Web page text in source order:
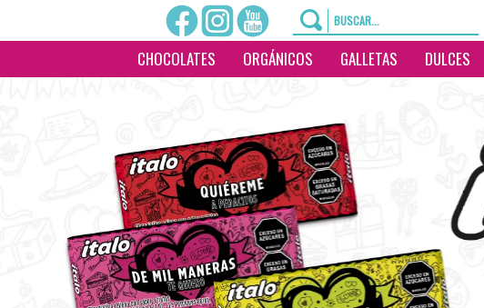
CHOCOLATES ORGÁNICOS GALLETAS DULCES